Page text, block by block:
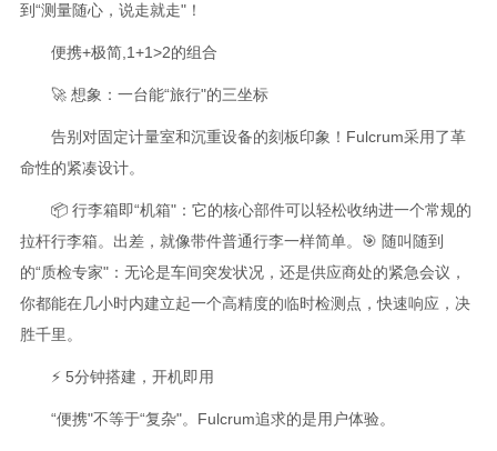
到“测量随心，说走就走"！
便携+极简,1+1>2的组合
🚀 想象：一台能“旅行"的三坐标
告别对固定计量室和沉重设备的刻板印象！Fulcrum采用了革
命性的紧凑设计。
📦 行李箱即“机箱"：它的核心部件可以轻松收纳进一个常规的
拉杆行李箱。出差，就像带件普通行李一样简单。🎯 随叫随到
的“质检专家"：无论是车间突发状况，还是供应商处的紧急会议，
你都能在几小时内建立起一个高精度的临时检测点，快速响应，决
胜千里。
⚡ 5分钟搭建，开机即用
“便携"不等于“复杂"。Fulcrum追求的是用户体验。